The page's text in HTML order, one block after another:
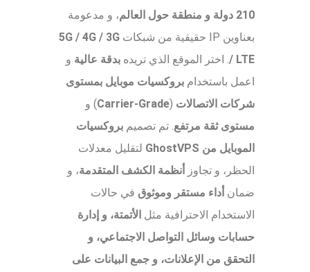
210 دولة و منطقة حول العالم
، و مدعومة
بعناوين IP حقيقية من شبكات
5G / 4G / 3G
/ LTE . اختر الموقع الذي تريده بدقة عالية و
اعمل باستخدام بروكسيات موبايل بمستوى
شركات الاتصالات (
Carrier-Grade) و
مستوى ثقة مرتفع . تم تصميم بروكسيات
الموبايل من GhostVPS
لتقليل معدلات
الحظر، و تجاوز أنظمة الكشف المتقدمة، و
ضمان أداء مستقر وموثوق في حالات
الاستخدام الاحترافية مثل الأتمتة، و إدارة
حسابات وسائل التواصل الاجتماعي، و
التحقق من الإعلانات، و جمع البيانات على